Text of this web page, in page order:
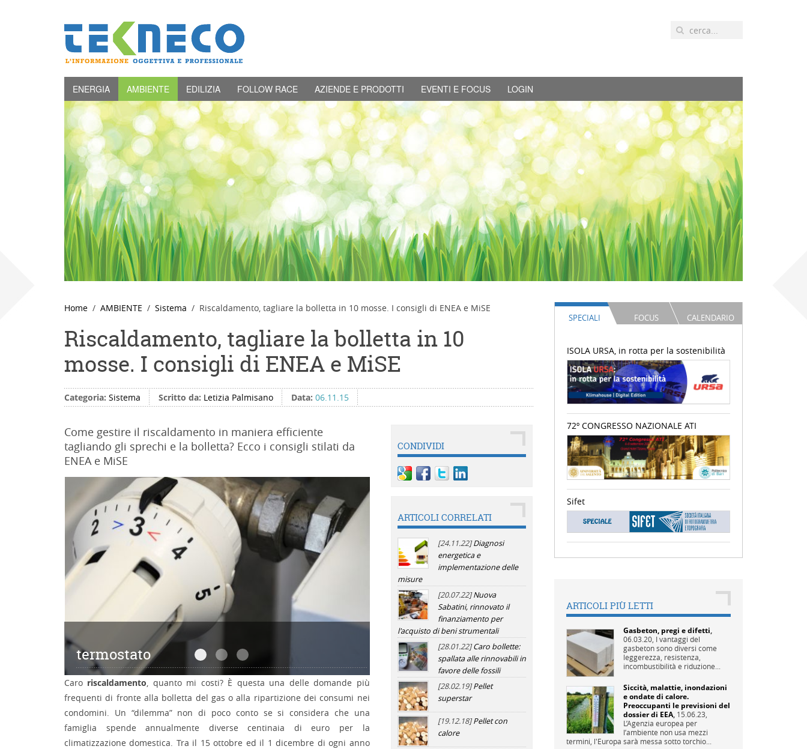
ENERGIA AMBIENTE EDILIZIA FOLLOW RACE AZIENDE E PRODOTTI EVENTI E FOCUS LOGIN
Home AMBIENTE Sistema Riscaldamento, tagliare la bolletta in 10 mosse. I consigli di ENEA e MiSE
Riscaldamento, tagliare la bolletta in 10
mosse. I consigli di ENEA e MiSE
Categoria: Sistema Scritto da: Letizia Palmisano Data: 06.11.15
Come gestire il riscaldamento in maniera efficiente
tagliando gli sprechi e la bolletta? Ecco i consigli stilati da
ENEA e MiSE
termostato termostatoimmagine enea vademecum
immagine enea vademecum
Caro riscaldamento, quanto mi costi? È questa una delle domande più
frequenti di fronte alla bolletta del gas o alla ripartizione dei consumi nei
condomini. Un “dilemma” non di poco conto se si considera che una
famiglia spende annualmente diverse centinaia di euro per la
climatizzazione domestica. Tra il 15 ottobre ed il 1 dicembre di ogni anno
CONDIVIDI
ARTICOLI CORRELATI
[24.11.22]Diagnosi
energetica e
implementazione delle
misure
[20.07.22]Nuova
Sabatini, rinnovato il
finanziamento per
l'acquisto di beni strumentali
[28.01.22]Caro bollette:
spallata alle rinnovabili in
favore delle fossili
[28.02.19]Pellet
superstar
[19.12.18]Pellet con
calore
SPECIALI FOCUS CALENDARIO
ISOLA URSA, in rotta per la sostenibilità
72º CONGRESSO NAZIONALE ATI
Sifet
ARTICOLI PIÙ LETTI
Gasbeton, pregi e difetti,
06.03.20, I vantaggi del
gasbeton sono diversi come
leggerezza, resistenza,
incombustibilità e riduzione...
Siccità, malattie, inondazioni
e ondate di calore.
Preoccupanti le previsioni del
dossier di EEA, 15.06.23,
L’Agenzia europea per
l’ambiente non usa mezzi
termini, l'Europa sarà messa sotto torchio...